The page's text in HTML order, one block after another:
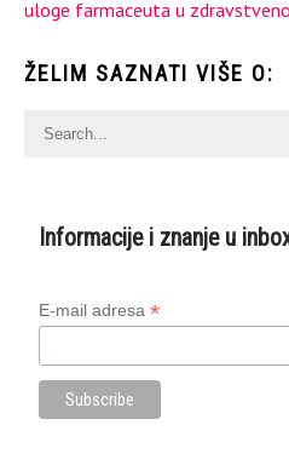
uloge farmaceuta u
ŽELIM SAZNATI VIŠE O:
Informacije i znanje u
E-mail adresa*